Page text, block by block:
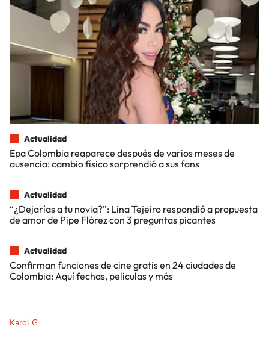
Actualidad
Epa Colombia reaparece después de varios meses de
ausencia: cambio físico sorprendió a sus fans
Actualidad
“¿Dejarías a tu novia?”: Lina Tejeiro respondió a propuesta
de amor de Pipe Flórez con 3 preguntas picantes
Actualidad
Confirman funciones de cine gratis en 24 ciudades de
Colombia: Aquí fechas, películas y más
Karol G